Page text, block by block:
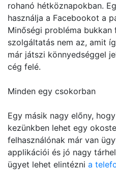
rohanó hétköznapokban.
használja a Facebookot a
Minőségi probléma bukkan
szolgáltatás nem az, amit
már játszi könnyedséggel
cég felé.
Minden egy csokorban
Egy másik nagy előny,
kezünkben lehet egy
felhasználónak már van
applikációi és jó nagy
ügyet lehet elintézni a